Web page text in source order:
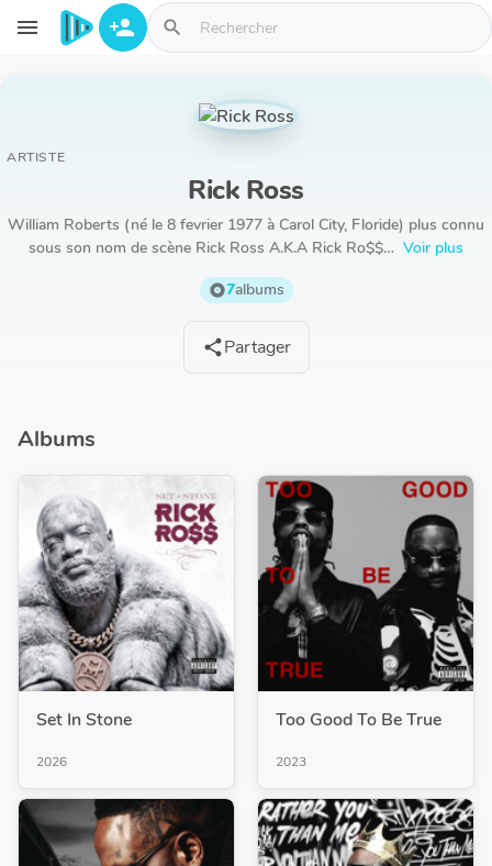
Aller au contenu principal
menu person_add search
ARTISTE
Rick Ross
William Roberts (né le 8 fevrier 1977 à Carol City, Floride) plus connu
sous son nom de scène Rick Ross A.K.A Rick Ro$$… Voir plus
album7albums
sharePartager
Albums
Set In Stone
2026
Too Good To Be True
2023